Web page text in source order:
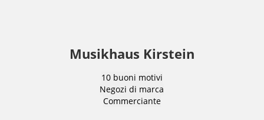
Musikhaus Kirstein
10 buoni motivi
Negozi di marca
Commerciante